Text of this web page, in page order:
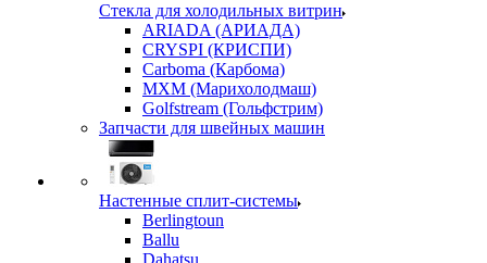
Стекла для холодильных витрин
ARIADA (АРИАДА)
CRYSPI (КРИСПИ)
Carboma (Карбома)
MXM (Марихолодмаш)
Golfstream (Гольфстрим)
Запчасти для швейных машин
Настенные сплит-системы
Berlingtoun
Ballu
Dahatsu